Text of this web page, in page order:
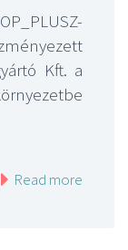
Kft. a
Read more